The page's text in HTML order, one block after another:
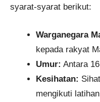
syarat-syarat berikut:
Warganegara
kepada rakyat
Umur: Antara
Kesihatan:
mengikuti